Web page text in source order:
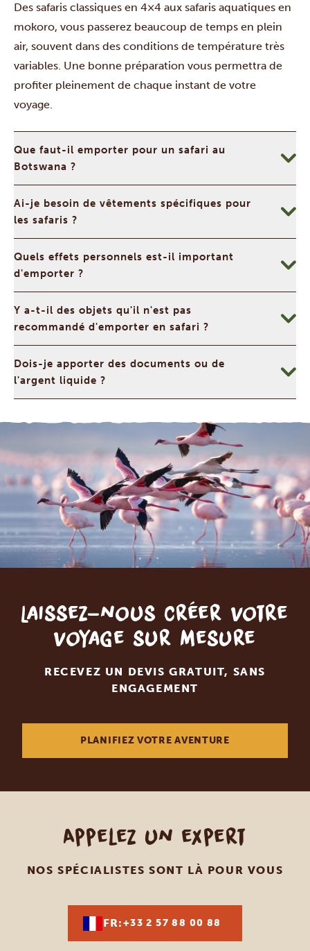
Des safaris classiques en 4×4 aux safaris aquatiques en
mokoro, vous passerez beaucoup de temps en plein
air, souvent dans des conditions de température très
variables. Une bonne préparation vous permettra de
profiter pleinement de chaque instant de votre
voyage.
Que faut-il emporter pour un safari au
Botswana ?
Ai-je besoin de vêtements spécifiques pour
les safaris ?
Quels effets personnels est-il important
d'emporter ?
Y a-t-il des objets qu'il n'est pas
recommandé d'emporter en safari ?
Dois-je apporter des documents ou de
l'argent liquide ?
Laissez-nous créer votre
voyage sur mesure
RECEVEZ UN DEVIS GRATUIT, SANS
ENGAGEMENT
PLANIFIEZ VOTRE AVENTURE
Appelez un expert
NOS SPÉCIALISTES SONT LÀ POUR VOUS
FR:+33 2 57 88 00 88